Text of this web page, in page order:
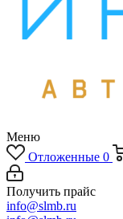
Меню
Отложенные 0
Получить прайс
info@slmb.ru